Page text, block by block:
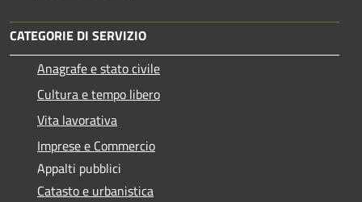
CATEGORIE DI SERVIZIO
Anagrafe e stato civile
Cultura e tempo libero
Vita lavorativa
Imprese e Commercio
Appalti pubblici
Catasto e urbanistica